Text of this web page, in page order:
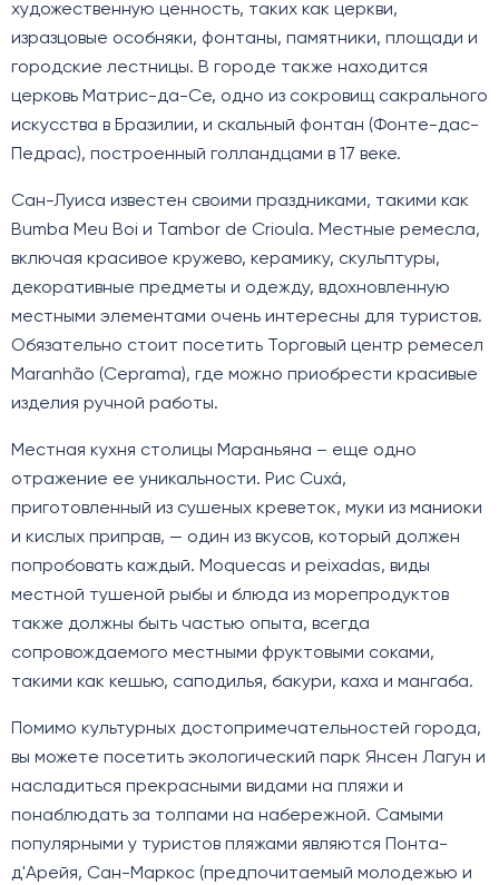
художественную ценность, таких как церкви,
изразцовые особняки, фонтаны, памятники, площади и
городские лестницы. В городе также находится
церковь Матрис-да-Се, одно из сокровищ сакрального
искусства в Бразилии, и скальный фонтан (Фонте-дас-
Педрас), построенный голландцами в 17 веке.
Сан-Луиса известен своими праздниками, такими как
Bumba Meu Boi и Tambor de Crioula. Местные ремесла,
включая красивое кружево, керамику, скульптуры,
декоративные предметы и одежду, вдохновленную
местными элементами очень интересны для туристов.
Обязательно стоит посетить Торговый центр ремесел
Maranhão (Ceprama), где можно приобрести красивые
изделия ручной работы.
Местная кухня столицы Мараньяна – еще одно
отражение ее уникальности. Рис Cuxá,
приготовленный из сушеных креветок, муки из маниоки
и кислых приправ, — один из вкусов, который должен
попробовать каждый. Moquecas и peixadas, виды
местной тушеной рыбы и блюда из морепродуктов
также должны быть частью опыта, всегда
сопровождаемого местными фруктовыми соками,
такими как кешью, саподилья, бакури, каха и мангаба.
Помимо культурных достопримечательностей города,
вы можете посетить экологический парк Янсен Лагун и
насладиться прекрасными видами на пляжи и
понаблюдать за толпами на набережной. Самыми
популярными у туристов пляжами являются Понта-
д'Арейя, Сан-Маркос (предпочитаемый молодежью и